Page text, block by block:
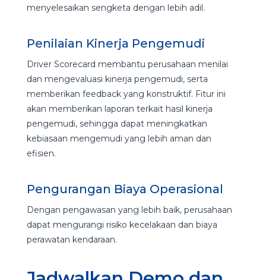
menyelesaikan sengketa dengan lebih adil.
Penilaian Kinerja Pengemudi
Driver Scorecard membantu perusahaan menilai
dan mengevaluasi kinerja pengemudi, serta
memberikan feedback yang konstruktif. Fitur ini
akan memberikan laporan terkait hasil kinerja
pengemudi, sehingga dapat meningkatkan
kebiasaan mengemudi yang lebih aman dan
efisien.
Pengurangan Biaya Operasional
Dengan pengawasan yang lebih baik, perusahaan
dapat mengurangi risiko kecelakaan dan biaya
perawatan kendaraan.